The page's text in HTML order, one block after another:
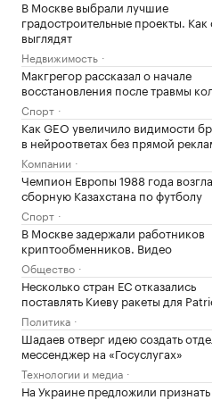
В Москве выбрали лучшие
градостроительные проекты. Как
выглядят
Недвижимость
Макгрегор рассказал о начале
восстановления после травмы
Спорт
Как GEO увеличило видимости
в нейроответах без прямой
Компании
Чемпион Европы 1988 года
сборную Казахстана по футболу
Спорт
В Москве задержали работников
криптообменников. Видео
Общество
Несколько стран ЕС отказались
поставлять Киеву ракеты для
Политика
Шадаев отверг идею создать
мессенджер на «Госуслугах»
Технологии и медиа
На Украине предложили признать